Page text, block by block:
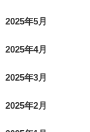
2025年5月
2025年4月
2025年3月
2025年2月